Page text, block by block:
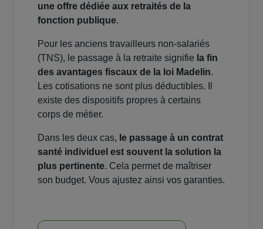
une offre dédiée aux retraités de la
fonction publique.
Pour les anciens travailleurs non-salariés
(TNS), le passage à la retraite signifie la fin
des avantages fiscaux de la loi Madelin.
Les cotisations ne sont plus déductibles. Il
existe des dispositifs propres à certains
corps de métier.
Dans les deux cas, le passage à un contrat
santé individuel est souvent la solution la
plus pertinente. Cela permet de maîtriser
son budget. Vous ajustez ainsi vos garanties.